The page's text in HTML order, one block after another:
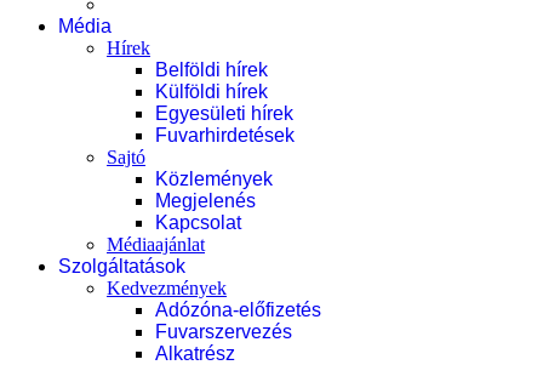
Média
Hírek
Belföldi hírek
Külföldi hírek
Egyesületi hírek
Fuvarhirdetések
Sajtó
Közlemények
Megjelenés
Kapcsolat
Médiaajánlat
Szolgáltatások
Kedvezmények
Adózóna-előfizetés
Fuvarszervezés
Alkatrész